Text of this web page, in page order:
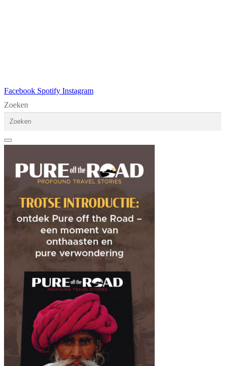
Facebook Spotify Instagram
Zoeken